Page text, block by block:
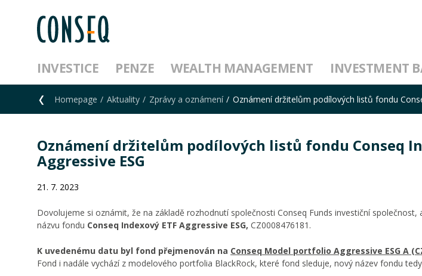
INVESTICE PENZE WEALTH MANAGEMENT INVESTMENT
Homepage Aktuality Zprávy a oznámení Oznámení držitelům podílových listů fondu
Oznámení držitelům podílových listů fondu Conseq
Aggressive ESG
21. 7. 2023
Dovolujeme si oznámit, že na základě rozhodnutí společnosti Conseq Funds investiční společnost,
názvu fondu Conseq Indexový ETF Aggressive ESG, CZ0008476181.
K uvedenému datu byl fond přejmenován na Conseq Model portfolio Aggressive ESG A
Fond i nadále vychází z modelového portfolia BlackRock, které fond sleduje, nový název fondu